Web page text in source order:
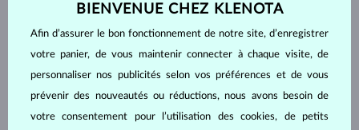
BIENVENUE CHEZ KLENOTA
Afin d’assurer le bon fonctionnement de notre site, d’enregistrer
votre panier, de vous maintenir connecter à chaque visite, de
personnaliser nos publicités selon vos préférences et de vous
prévenir des nouveautés ou réductions, nous avons besoin de
votre consentement pour l’utilisation des cookies, de petits